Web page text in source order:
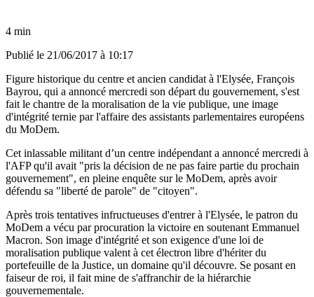
4 min
Publié le 21/06/2017 à 10:17
Figure historique du centre et ancien candidat à l'Elysée, François
Bayrou, qui a annoncé mercredi son départ du gouvernement, s'est
fait le chantre de la moralisation de la vie publique, une image
d'intégrité ternie par l'affaire des assistants parlementaires européens
du MoDem.
Cet inlassable militant d’un centre indépendant a annoncé mercredi à
l'AFP qu'il avait "pris la décision de ne pas faire partie du prochain
gouvernement", en pleine enquête sur le MoDem, après avoir
défendu sa "liberté de parole" de "citoyen".
Après trois tentatives infructueuses d'entrer à l'Elysée, le patron du
MoDem a vécu par procuration la victoire en soutenant Emmanuel
Macron. Son image d'intégrité et son exigence d'une loi de
moralisation publique valent à cet électron libre d'hériter du
portefeuille de la Justice, un domaine qu'il découvre. Se posant en
faiseur de roi, il fait mine de s'affranchir de la hiérarchie
gouvernementale.